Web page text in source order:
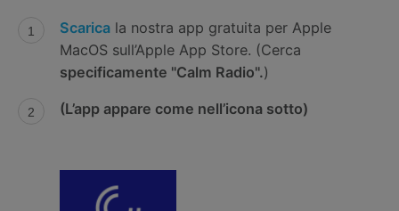
Scaricala nostra app gratuita per Apple
MacOS sull’Apple App Store. (Cerca
specificamente "Calm Radio".)
(L’app appare come nell’icona sotto)